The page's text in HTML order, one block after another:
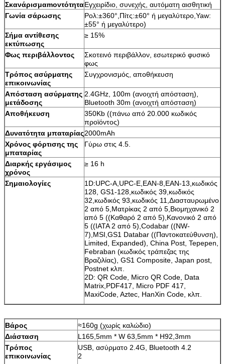
ΣκανάρισμαmοντότηταΕγχειρίδιο, συνεχής, αυτόματη αισθητική
Γωνία σάρωσης
Ρολ:±360°,Πίτς:±60° ή μεγαλύτερο,Yaw:
±55° ή μεγαλύτερο)
Σήμα αντίθεσης
εκτύπωσης
≥ 15%
Φως περιβάλλοντος
Σκοτεινό περιβάλλον, εσωτερικό φυσικό
φως
Τρόπος ασύρματης
επικοινωνίας
Συγχρονισμός, αποθήκευση
Απόσταση ασύρματης
μετάδοσης
2.4GHz, 100m (ανοιχτή απόσταση),
Bluetooth 30m (ανοιχτή απόσταση)
Αποθήκευση
350Kb ((πάνω από 20.000 κωδικός
προϊόντος)
Δυνατότητα μπαταρίας2000mAh
Χρόνος φόρτισης της
μπαταρίας
Γύρω στις 4.5.
Διαρκής εργάσιμος
χρόνος
≥ 16 h
Σημαιολογίες
1D:UPC-A,UPC-E,EAN-8,EAN-13,κωδικός
128, GS1-128,κωδικός 39,κωδικός
32,κωδικός 93,κωδικός 11,Διασταυρωμένο
2 από 5,Ματρίκας 2 από 5,Βιομηχανικό 2
από 5 ((Καθαρό 2 από 5),Κανονικό 2 από
5 ((IATA 2 από 5),Codabar ((NW-
7),MSI,GS1 Databar ((Παντοκατεύθυνση),
Limited, Expanded), China Post, Tepepen,
Febraban (κωδικός τράπεζας της
Βραζιλίας), GS1 Composite, Japan post,
Postnet κλπ.
2D: QR Code, Micro QR Code, Data
Matrix,PDF417, Micro PDF 417,
MaxiCode, Aztec, HanXin Code, κλπ.
Βάρος
≈160g (χωρίς καλώδιο)
Διάσταση
L165,5mm * W 63,5mm * H92,3mm
Τρόπος
επικοινωνίας
USB, ασύρματο 2.4G, Bluetooth 4.2
2